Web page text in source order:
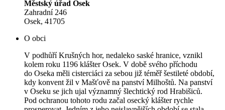
Městský úřad Osek
Zahradní 246
Osek, 41705
O obci
V podhůří Krušných hor, nedaleko saské hranice, vznikl
kolem roku 1196 klášter Osek. V době svého příchodu
do Oseka měli cisterciáci za sebou již téměř šestileté období,
kdy konvent žil v Mašťově na panství Milhoštů. Na panství
v Oseku se jich ujal významný šlechtický rod Hrabišiců.
Pod ochranou tohoto rodu začal osecký klášter rychle